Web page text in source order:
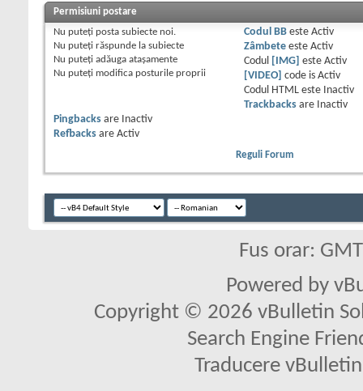
Permisiuni postare
Nu puteţi posta subiecte noi.
Nu puteţi răspunde la subiecte
Nu puteţi adăuga ataşamente
Nu puteţi modifica posturile proprii
Codul BBeste Activ
Zâmbeteeste Activ
Codul
[IMG] este Activ
[VIDEO] code is Activ
Codul HTML este
Inactiv
Trackbacksare
Inactiv
Pingbacks are
Inactiv
Refbacks are Activ
Reguli Forum
Fus orar:
Powered by
Copyright © 2026 vBulletin
Search Engine
Traducere